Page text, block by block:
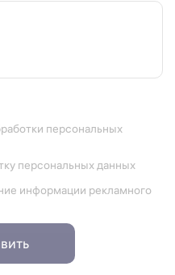
персональных
персональных данных
информации рекламного